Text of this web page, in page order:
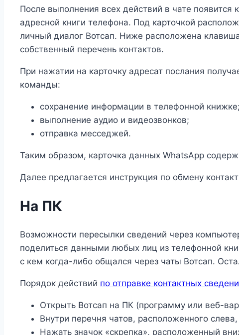
После выполнения всех действий в чате появится
адресной книги телефона. Под карточкой
личный диалог Вотсап. Ниже расположена
собственный перечень контактов.
При нажатии на карточку адресат послания
команды:
сохранение информации в телефонной книжке;
выполнение аудио и видеозвонков;
отправка месседжей.
Таким образом, карточка данных WhatsApp
Далее предлагается инструкция по обмену
На ПК
Возможности пересылки сведений через
поделиться данными любых лиц из телефонной
с кем когда-либо общался через чаты Вотсап.
Порядок действий по отправке контактных
Открыть Вотсап на ПК (программу или веб-
Внутри перечня чатов, расположенного
Нажать значок «скрепка», расположенный